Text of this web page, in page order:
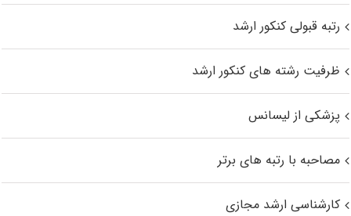
رتبه قبولی کنکور ارشد
ظرفیت رشته های کنکور ارشد
پزشکی از لیسانس
مصاحبه با رتبه های برتر
کارشناسی ارشد مجازی